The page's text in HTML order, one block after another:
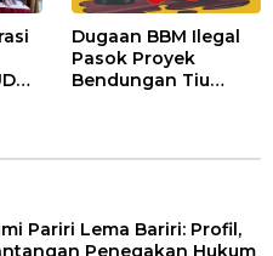
Dugaan BBM Ilegal
Pasok Proyek
Bendungan Tiu
Pariri Lema Bariri: Profil,
Penegakan Hukum